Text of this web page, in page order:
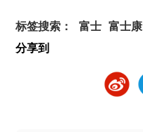
标签搜索： 富士 富士康
分享到